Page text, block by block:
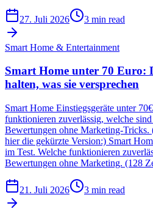
27. Juli 2026 3 min read
Smart Home & Entertainment
Smart Home unter 70 Euro:
halten, was sie versprechen
Smart Home Einstiegsgeräte unter
funktionieren zuverlässig, welche
Bewertungen ohne Marketing-Tricks.
hier die gekürzte Version:) Smart
im Test. Welche funktionieren
Bewertungen ohne Marketing. (128
21. Juli 2026 3 min read